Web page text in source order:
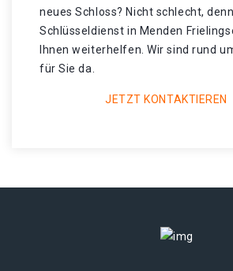
neues Schloss? Nicht schlecht,
Schlüsseldienst in Menden
Ihnen weiterhelfen. Wir sind rund
für Sie da.
JETZT KONTAKTIEREN